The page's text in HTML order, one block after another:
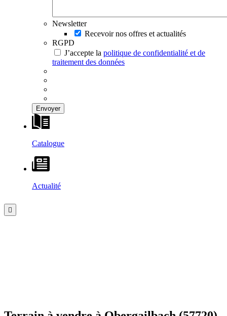
Newsletter
Recevoir nos offres et actualités
RGPD
J’accepte la politique de confidentialité et de
traitement des données
Catalogue
Actualité